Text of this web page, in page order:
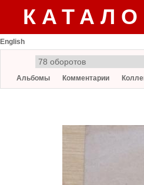
English
Альбомы Комментарии